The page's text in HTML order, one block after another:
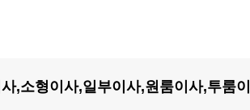
,소형이사,일부이사,원룸이사,투